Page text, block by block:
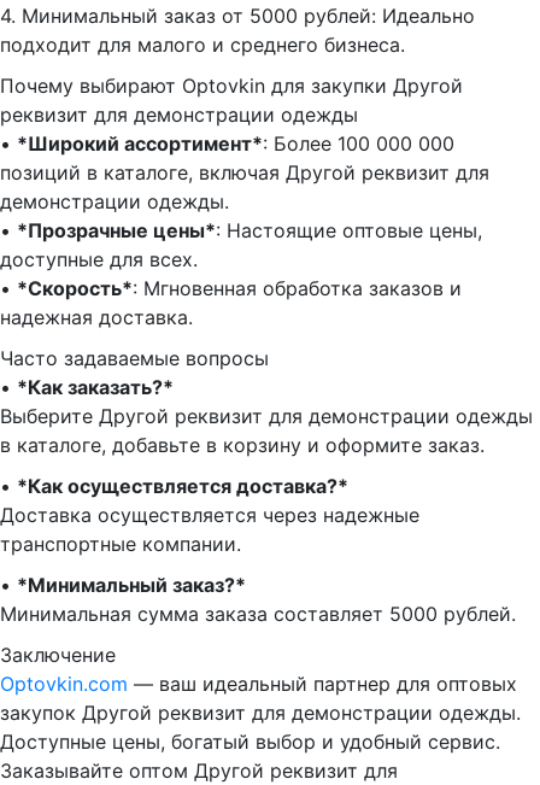
4.⁠ ⁠Минимальный заказ от 5000 рублей: Идеально
подходит для малого и среднего бизнеса.
Почему выбирают Optovkin для закупки Другой
реквизит для демонстрации одежды
•⁠ ⁠ *Широкий ассортимент*: Более 100 000 000
позиций в каталоге, включая Другой реквизит для
демонстрации одежды.
•⁠ ⁠ *Прозрачные цены*: Настоящие оптовые цены,
доступные для всех.
•⁠ ⁠ *Скорость*: Мгновенная обработка заказов и
надежная доставка.
Часто задаваемые вопросы
•⁠ ⁠*Как заказать?*
Выберите Другой реквизит для демонстрации одежды
в каталоге, добавьте в корзину и оформите заказ.
•⁠ ⁠ *Как осуществляется доставка?*
Доставка осуществляется через надежные
транспортные компании.
•⁠ ⁠ *Минимальный заказ?*
Минимальная сумма заказа составляет 5000 рублей.
Заключение
Optovkin.com — ваш идеальный партнер для оптовых
закупок Другой реквизит для демонстрации одежды.
Доступные цены, богатый выбор и удобный сервис.
Заказывайте оптом Другой реквизит для